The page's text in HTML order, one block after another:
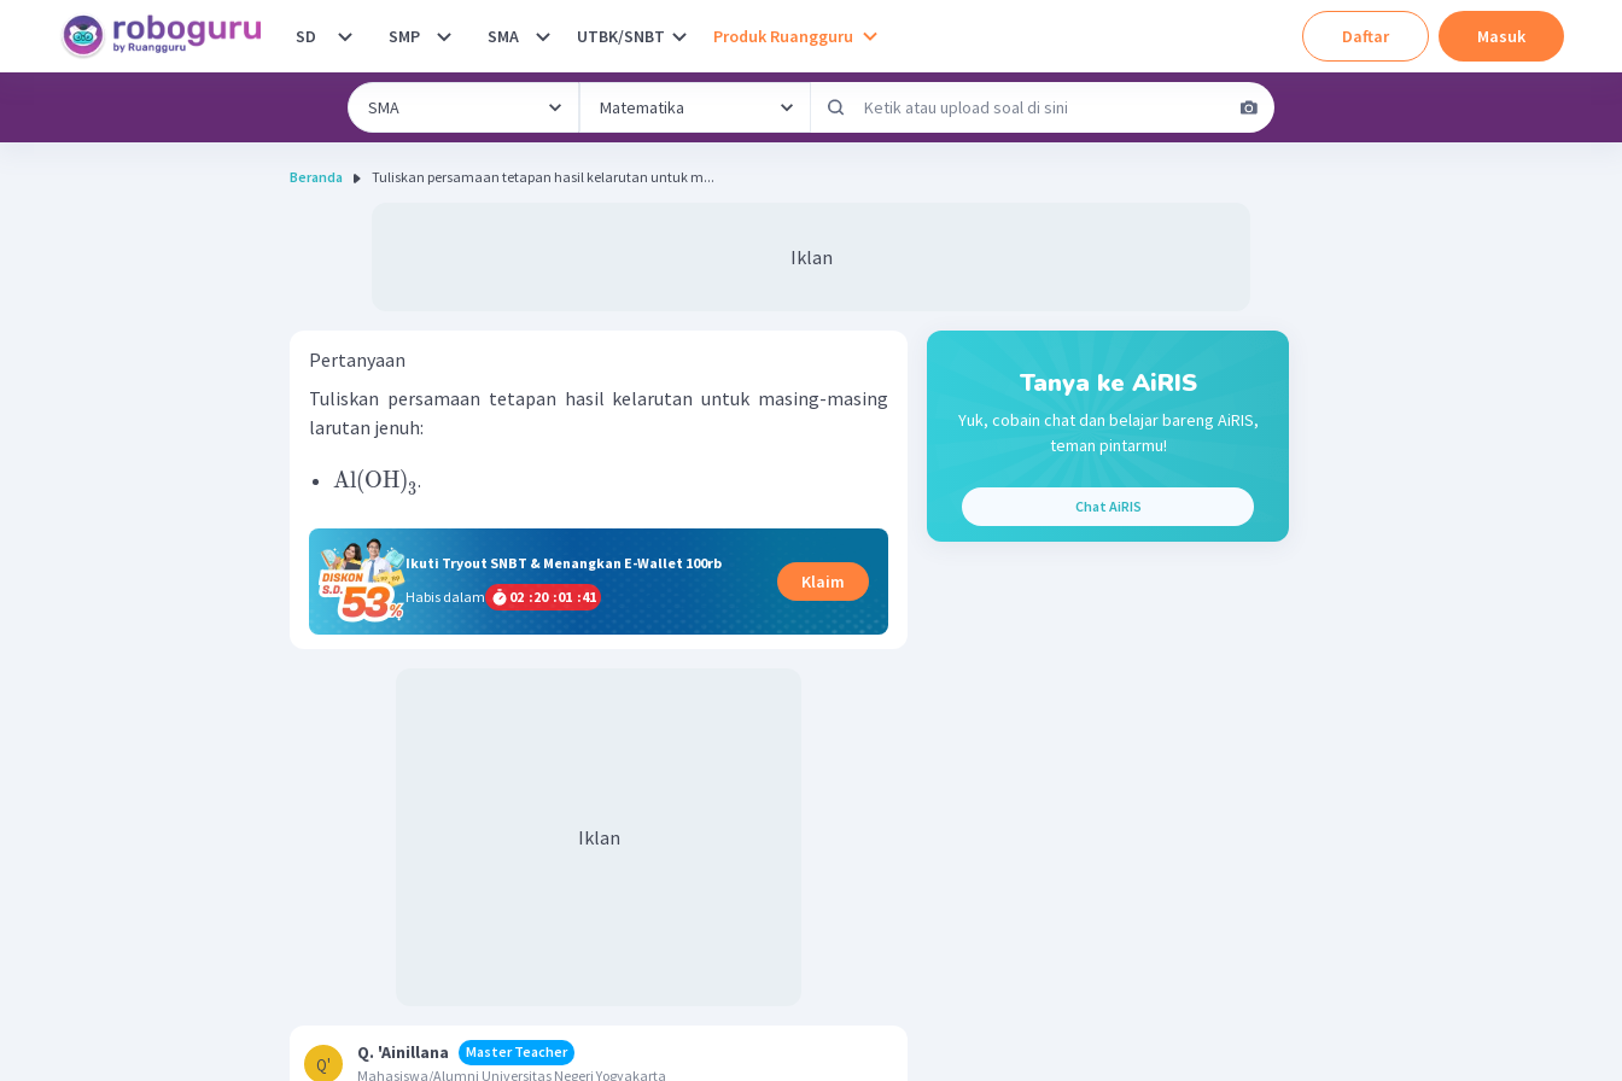
SD SMP SMA UTBK/SNBT Produk Ruangguru Daftar Masuk
Beranda Tuliskan persamaan tetapan hasil kelarutan untuk m...
Iklan
Pertanyaan
Tuliskan persamaan tetapan hasil kelarutan untuk masing-masing
larutan jenuh:
Al(OH)3.
Ikuti Tryout SNBT & Menangkan E-Wallet 100rb
Habis dalam
02 :20 :01 :41
Klaim
Iklan
Q'
Q. 'Ainillana
Master Teacher
Mahasiswa/Alumni Universitas Negeri Yogyakarta
Tanya ke AiRIS
Yuk, cobain chat dan belajar bareng AiRIS,
teman pintarmu!
Chat AiRIS